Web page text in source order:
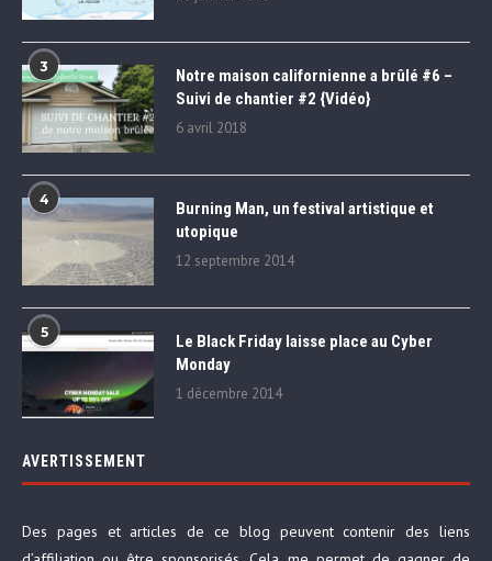
3
Notre maison californienne a brûlé #6 –
Suivi de chantier #2 {Vidéo}
6 avril 2018
4
Burning Man, un festival artistique et
utopique
12 septembre 2014
5
Le Black Friday laisse place au Cyber
Monday
1 décembre 2014
AVERTISSEMENT
Des pages et articles de ce blog peuvent contenir des liens